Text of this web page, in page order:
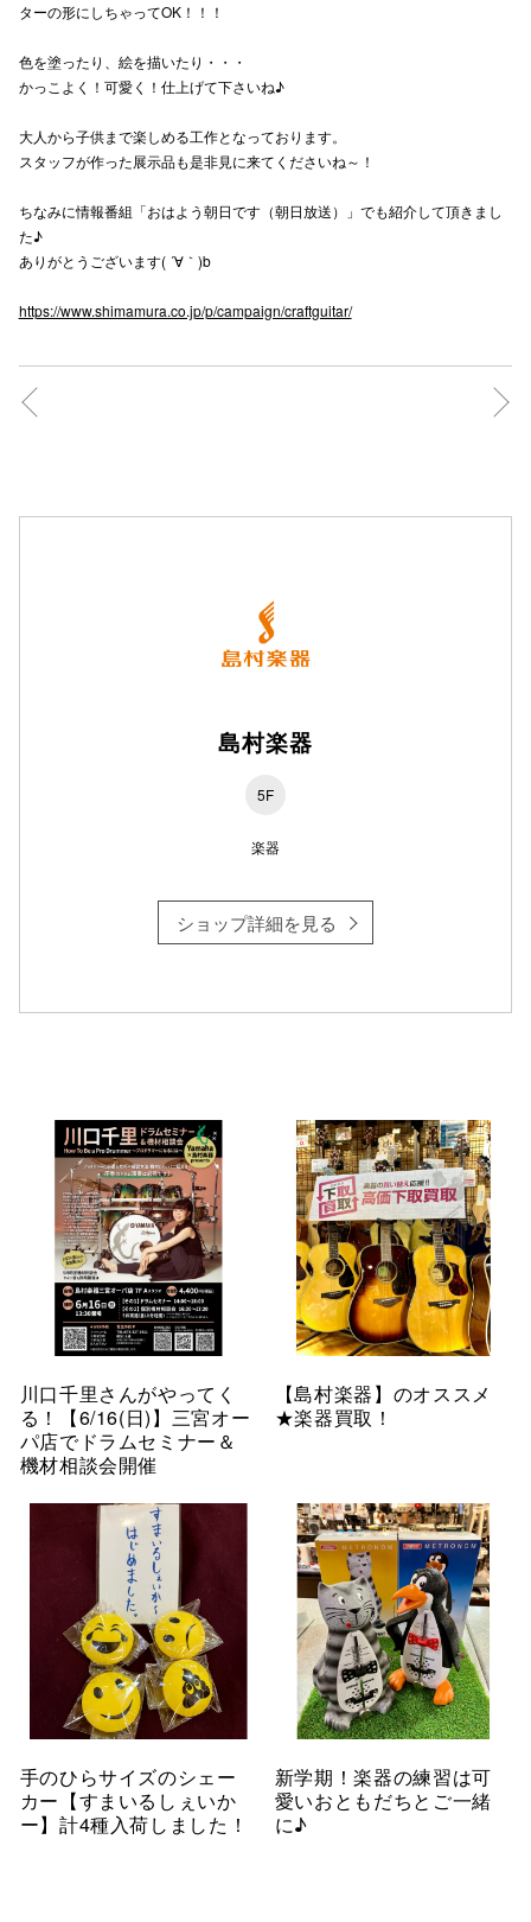
ターの形にしちゃってOK！！！
色を塗ったり、絵を描いたり・・・
かっこよく！可愛く！仕上げて下さいね♪
大人から子供まで楽しめる工作となっております。
スタッフが作った展示品も是非見に来てくださいね～！
ちなみに情報番組「おはよう朝日です（朝日放送）」でも紹介して頂きまし
た♪
ありがとうございます( ´∀｀)b
https://www.shimamura.co.jp/p/campaign/craftguitar/
島村楽器
5F
楽器
ショップ詳細を見る
川口千里さんがやってく
る！【6/16(日)】三宮オー
パ店でドラムセミナー＆
機材相談会開催
【島村楽器】のオススメ
★楽器買取！
手のひらサイズのシェー
カー【すまいるしぇいか
ー】計4種入荷しました！
新学期！楽器の練習は可
愛いおともだちとご一緒
に♪